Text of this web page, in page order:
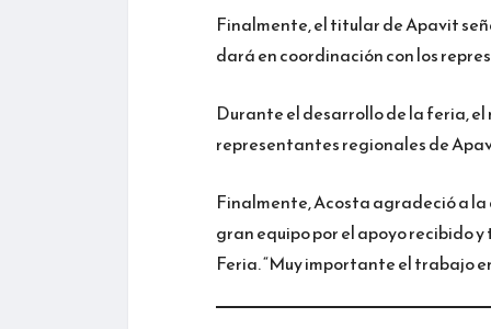
Finalmente, el titular de Apavit
dará en coordinación con los
Durante el desarrollo de la feria,
representantes regionales de
Finalmente, Acosta agradeció a la
gran equipo por el apoyo recibido
Feria. “Muy importante el trabajo